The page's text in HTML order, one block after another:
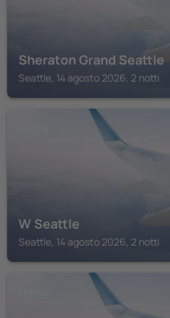
Sheraton Grand Seattle
Seattle, 14 agosto 2026, 2 notti
W Seattle
Seattle, 14 agosto 2026, 2 notti